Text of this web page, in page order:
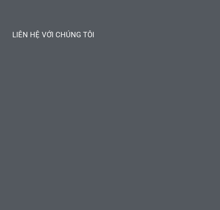
LIÊN HỆ VỚI CHÚNG TÔI